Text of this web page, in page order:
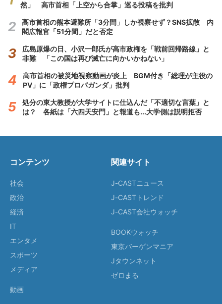
然」 高市首相「上空から合掌」巡る投稿を批判
高市首相の熊本避難所「3分間」しか視察せず？SNS拡散 内
閣広報官「51分間」だと否定
広島原爆の日、小沢一郎氏が高市政権を「戦前回帰路線」と
非難 「この国は再び滅亡に向かいかねない」
高市首相の被災地視察動画が炎上 BGM付き「総理が主役の
PV」に「政権プロパガンダ」批判
処分の東大教授が大学サイトに仕込んだ「不適切な言葉」と
は？ 各紙は「六四天安門」と報道も...大学側は説明拒否
コンテンツ
社会
政治
経済
IT
エンタメ
スポーツ
メディア
動画
関連サイト
J-CASTニュース
J-CASTトレンド
J-CAST会社ウォッチ
BOOKウォッチ
東京バーゲンマニア
Jタウンネット
ゼロまる